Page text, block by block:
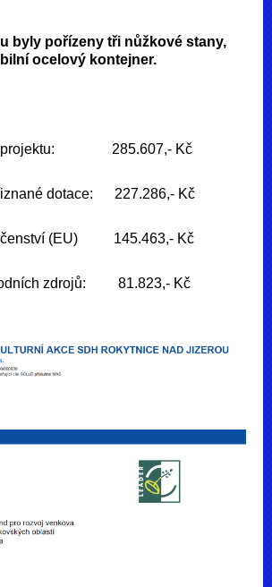
byly pořízeny tři nůžkové stany,
ocelový kontejner.
projektu: 285.607,- Kč
dotace: 227.286,- Kč
(EU) 145.463,- Kč
zdrojů: 81.823,- Kč